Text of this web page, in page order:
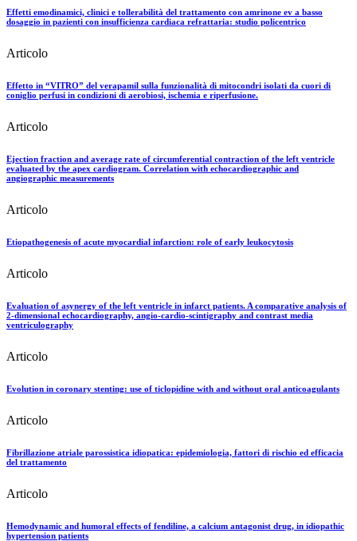
Effetti emodinamici, clinici e tollerabilità del trattamento con amrinone ev a basso
dosaggio in pazienti con insufficienza cardiaca refrattaria: studio policentrico
Articolo
Effetto in “VITRO” del verapamil sulla funzionalità di mitocondri isolati da cuori di
coniglio perfusi in condizioni di aerobiosi, ischemia e riperfusione.
Articolo
Ejection fraction and average rate of circumferential contraction of the left ventricle
evaluated by the apex cardiogram. Correlation with echocardiographic and
angiographic measurements
Articolo
Etiopathogenesis of acute myocardial infarction: role of early leukocytosis
Articolo
Evaluation of asynergy of the left ventricle in infarct patients. A comparative analysis of
2-dimensional echocardiography, angio-cardio-scintigraphy and contrast media
ventriculography
Articolo
Evolution in coronary stenting: use of ticlopidine with and without oral anticoagulants
Articolo
Fibrillazione atriale parossistica idiopatica: epidemiologia, fattori di rischio ed efficacia
del trattamento
Articolo
Hemodynamic and humoral effects of fendiline, a calcium antagonist drug, in idiopathic
hypertension patients